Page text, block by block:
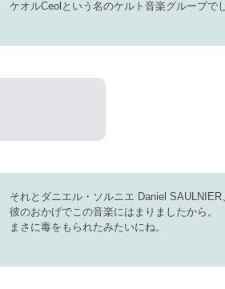
ケオルCeolという名のケルト音楽グループでし
それとダニエル・ソルニエ Daniel SAULNIER
彼のおかげでこの音楽にはまりましたから。
まさに毒をもられたみたいにね。